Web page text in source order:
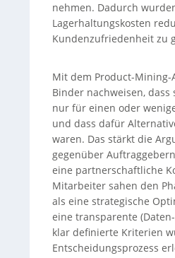
nehmen. Dadurch
Lagerhaltungskosten
Kundenzufriedenheit zu
Mit dem Product-Mining-
Binder nachweisen, dass
nur für einen oder
und dass dafür
waren. Das stärkt die
gegenüber
eine partnerschaftliche
Mitarbeiter sahen den
als eine strategische
eine transparente
klar definierte Kriterien
Entscheidungsprozess